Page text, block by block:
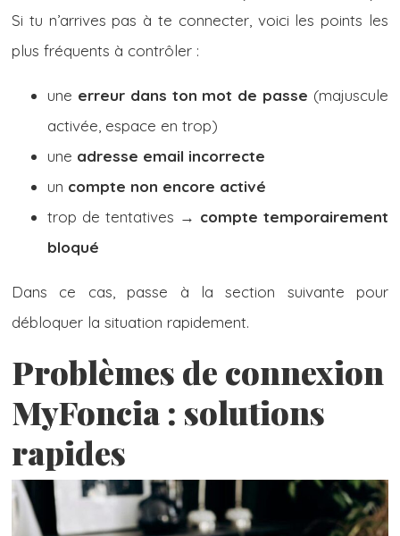
Si tu n’arrives pas à te connecter, voici les points les
plus fréquents à contrôler :
une erreur dans ton mot de passe (majuscule
activée, espace en trop)
une adresse email incorrecte
un compte non encore activé
trop de tentatives → compte temporairement
bloqué
Dans ce cas, passe à la section suivante pour
débloquer la situation rapidement.
Problèmes de connexion
MyFoncia : solutions
rapides